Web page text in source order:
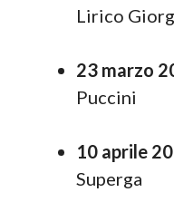
Lirico
23 marzo
Puccini
10 aprile
Superga